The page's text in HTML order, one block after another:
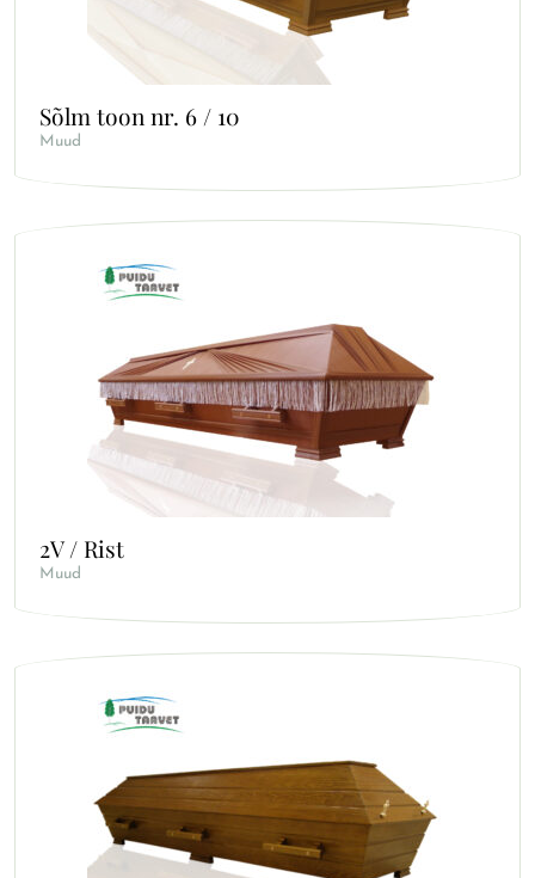
Sõlm toon nr. 6 / 10
Muud
2V / Rist
Muud